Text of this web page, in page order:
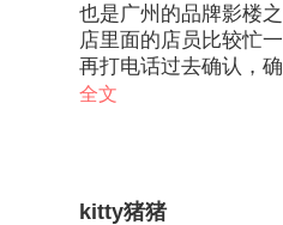
也是广州的品牌影楼
店里面的店员比较忙
再打电话过去确认，
接过去一趟确认清楚也
全文
kitty猪猪